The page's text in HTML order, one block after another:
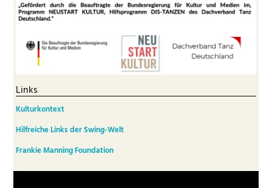
Links
Kulturkontext
Hilfreiche Links der Swing-Welt
Frankie Manning Foundation